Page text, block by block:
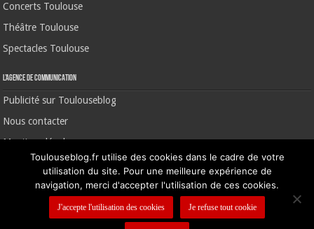
Concerts Toulouse
Théâtre Toulouse
Spectacles Toulouse
L’agence de communication
Publicité sur Toulouseblog
Nous contacter
Mentions légales
©2006-2026 Toulouse Blog | CNIL N° 1391640
Toulouseblog.fr utilise des cookies dans le cadre de votre
utilisation du site. Pour une meilleure expérience de
navigation, merci d'accepter l'utilisation de ces cookies.
J'accepte l'utilisation des cookies Je refuse tout cookie